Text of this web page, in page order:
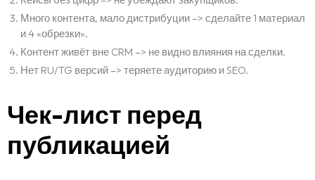
Много контента, мало дистрибуции –> сделайте 1 материал
и 4 «обрезки».
Контент живёт вне CRM –> не видно влияния на сделки.
Нет RU/TG версий –> теряете аудиторию и SEO.
Чек-лист перед
публикацией